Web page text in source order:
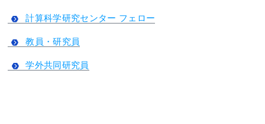
計算科学研究センター フェロー
教員・研究員
学外共同研究員